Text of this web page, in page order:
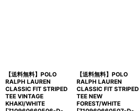
【送料無料】POLO
RALPH LAUREN
CLASSIC FIT STRIPED
TEE VINTAGE
KHAKI/WHITE
【送料無料】POLO
RALPH LAUREN
CLASSIC FIT STRIPED
TEE NEW
FOREST/WHITE